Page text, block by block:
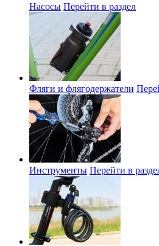
Насосы Перейти в раздел
Фляги и флягодержатели
Инструменты Перейти в